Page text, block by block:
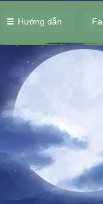
Hướng dẫn